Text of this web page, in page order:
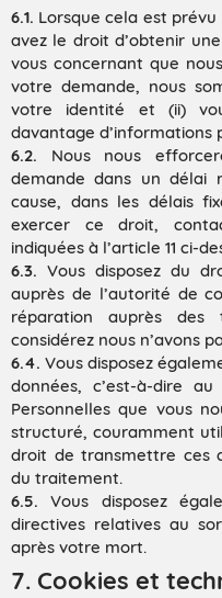
6.1. Lorsque cela est
avez le droit d’obtenir
vous concernant que
votre demande, nous
votre identité et (ii)
davantage d’informations
6.2. Nous nous
demande dans un
cause, dans les délais
exercer ce droit,
indiquées à l’article 11 ci-
6.3. Vous disposez du
auprès de l’autorité de
réparation auprès des
considérez nous n’avons
6.4. Vous disposez
données, c’est-à-dire
Personnelles que vous
structuré, couramment
droit de transmettre ces
du traitement.
6.5. Vous disposez
directives relatives au
après votre mort.
7. Cookies et